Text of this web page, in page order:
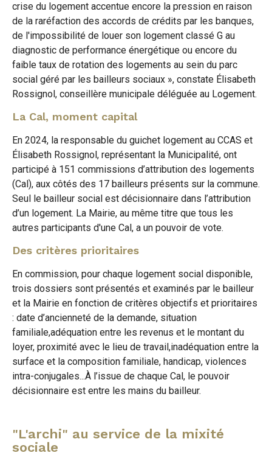
crise du logement accentue encore la pression en raison
de la raréfaction des accords de crédits par les banques,
de l'impossibilité de louer son logement classé G au
diagnostic de performance énergétique ou encore du
faible taux de rotation des logements au sein du parc
social géré par les bailleurs sociaux », constate Élisabeth
Rossignol, conseillère municipale déléguée au Logement.
La Cal, moment capital
En 2024, la responsable du guichet logement au CCAS et
Élisabeth Rossignol, représentant la Municipalité, ont
participé à 151 commissions d’attribution des logements
(Cal), aux côtés des 17 bailleurs présents sur la commune.
Seul le bailleur social est décisionnaire dans l’attribution
d’un logement. La Mairie, au même titre que tous les
autres participants d'une Cal, a un pouvoir de vote.
Des critères prioritaires
En commission, pour chaque logement social disponible,
trois dossiers sont présentés et examinés par le bailleur
et la Mairie en fonction de critères objectifs et prioritaires
: date d’ancienneté de la demande, situation
familiale,adéquation entre les revenus et le montant du
loyer, proximité avec le lieu de travail,inadéquation entre la
surface et la composition familiale, handicap, violences
intra-conjugales...À l’issue de chaque Cal, le pouvoir
décisionnaire est entre les mains du bailleur.
"L'archi" au service de la mixité
sociale